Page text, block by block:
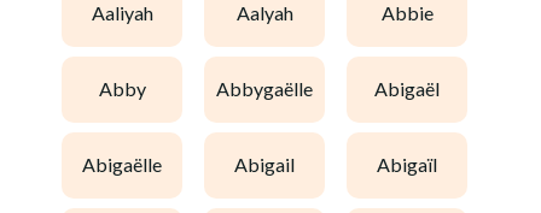
aaliyah aalyah abbie
abby abbygaëlle abigaël
abigaëlle abigail abigaïl